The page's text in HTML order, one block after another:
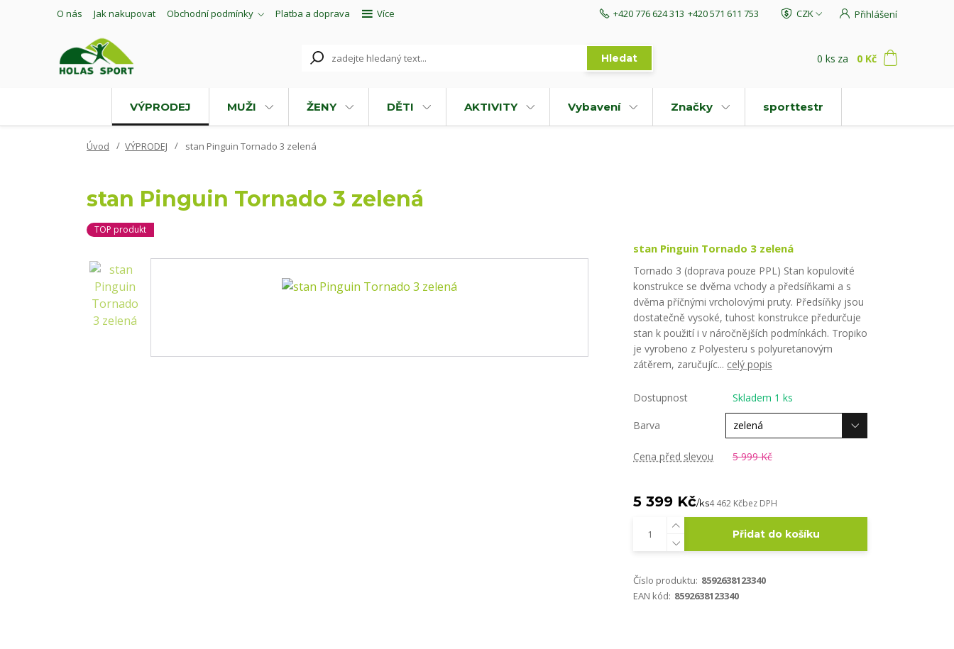
O nás Jak nakupovat Obchodní podmínky Platba a doprava Více CZK Přihlášení
Hledat
+420 776 624 313 +420 571 611 753
0 ks za 0 Kč
VÝPRODEJ MUŽI ŽENY DĚTI AKTIVITY Vybavení Značky sporttestr
Úvod VÝPRODEJ stan Pinguin Tornado 3 zelená
stan Pinguin Tornado 3 zelená
TOP produkt
stan Pinguin Tornado 3 zelená
Tornado 3 (doprava pouze PPL) Stan kopulovité
konstrukce se dvěma vchody a předsíňkami a s
dvěma příčnými vrcholovými pruty. Předsíňky jsou
dostatečně vysoké, tuhost konstrukce předurčuje
stan k použití i v náročnějších podmínkách. Tropiko
je vyrobeno z Polyesteru s polyuretanovým
zátěrem, zaručujíc... celý popis
Dostupnost Skladem 1 ks
Barva
Cena před slevou 5 999 Kč
5 399 Kč/ks4 462 Kčbez DPH
Přidat do košíku
Číslo produktu: 8592638123340
EAN kód: 8592638123340